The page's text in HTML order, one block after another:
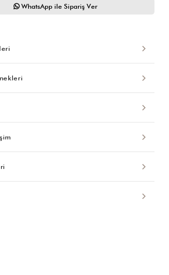
WhatsApp ile Sipariş Ver